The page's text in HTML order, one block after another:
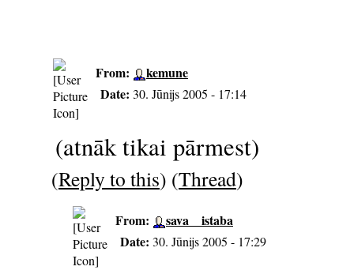
From:
kemune
Date: 30. Jūnijs 2005 - 17:14
(atnāk tikai pārmest)
(Reply to this) (Thread)
From:
sava__istaba
Date: 30. Jūnijs 2005 - 17:29